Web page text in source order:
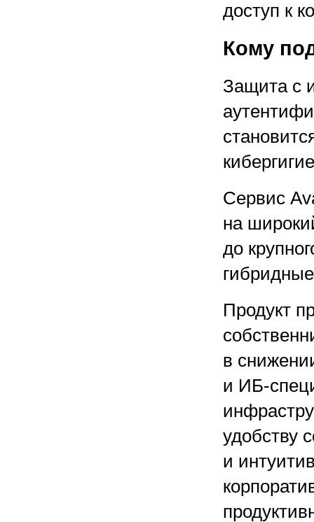
доступ к
Кому
Защита с
Сервис
на
до
Продукт
в
и ИБ-
удобству
и